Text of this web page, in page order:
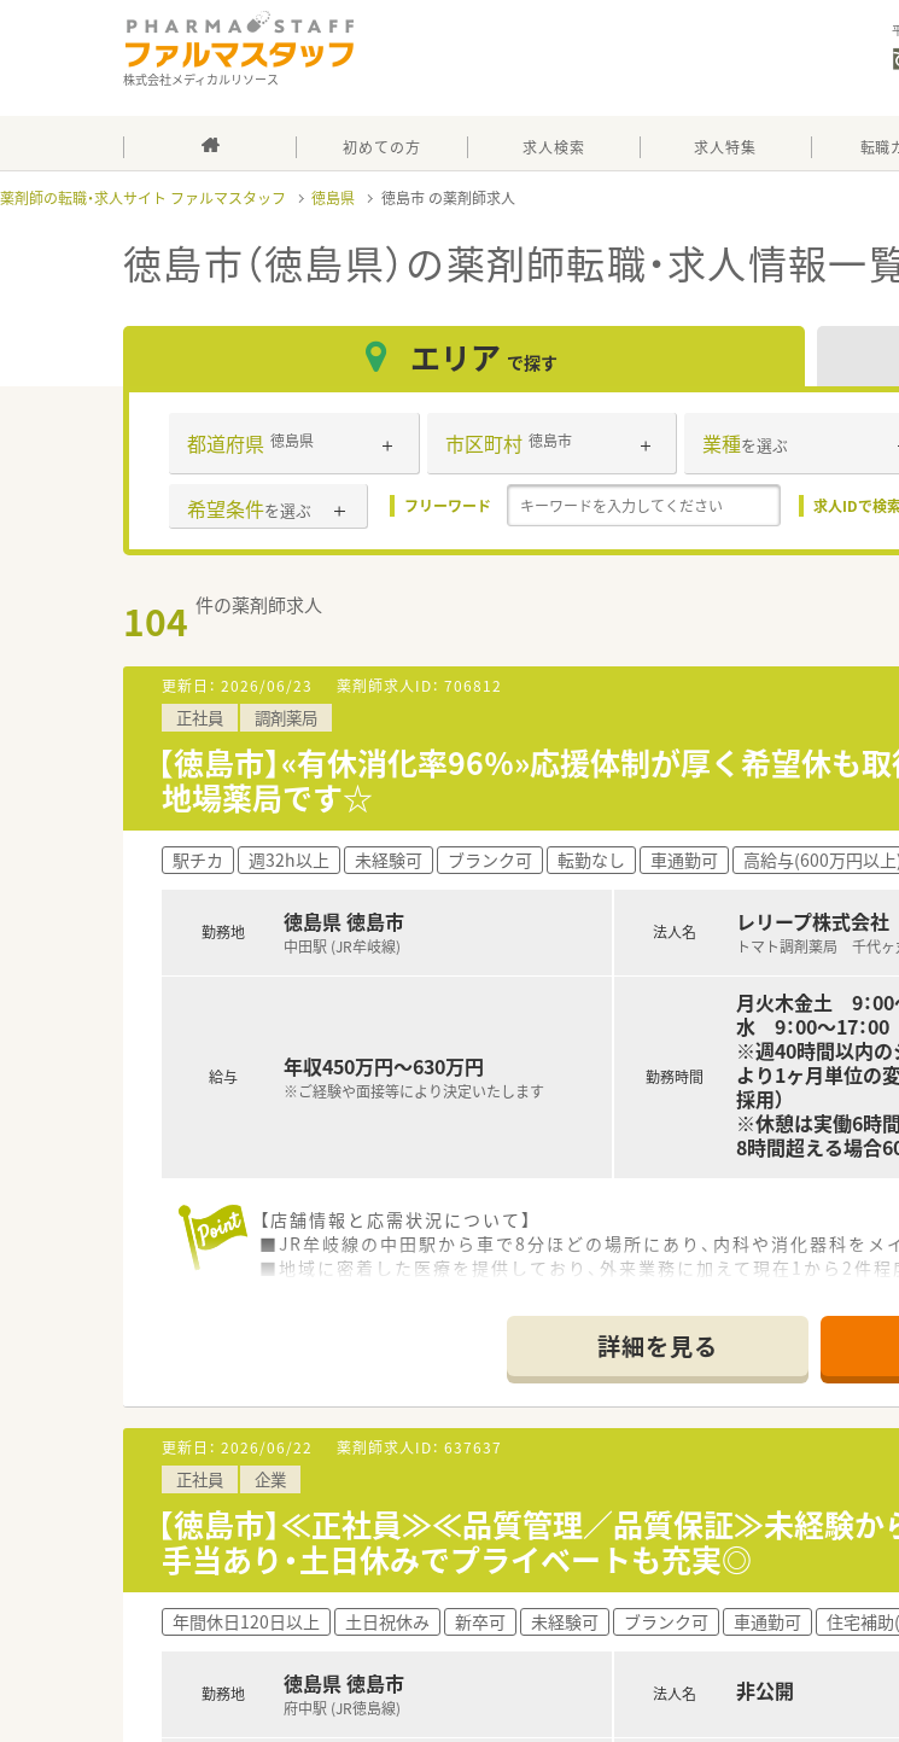
株式会社メディカルリソース
初めての方 求人検索 求人特集 転職
薬剤師の転職・求人サイト ファルマスタッフ 徳島県 徳島市
徳島市（徳島県） の薬剤師転職・求人情報一
エリア で探す
都道府県 徳島県 市区町村 徳島市 業種を選ぶ
希望条件を選ぶ フリーワード 求人IDで検
104 件の薬剤師求人
更新日： 2026/06/23 薬剤師求人ID： 706812
正社員 調剤薬局
【徳島市】«有休消化率96％»応援体制が厚く希望休も
地場薬局です☆
駅チカ 週32h以上 未経験可 ブランク可 転勤なし 車通勤可 高給与(600万円以
勤務地 徳島県 徳島市
中田駅 (JR牟岐線)
給与 年収450万円～630万円
※ご経験や面接等により決定いたします
法人名 レリープ株式会社
トマト調剤薬局 千代ヶ
勤務時間
月火木金土 9：00
水 9：00～17：00
※週40時間以内の
より1ヶ月単位の
採用）
※休憩は実働6時
8時間超える場合
【店舗情報と応需状況について】
■JR牟岐線の中田駅から車で8分ほどの場所にあり、内科や消化器科をメ
■地域に密着した医療を提供しており、外来業務に加えて現在1から2件程
■地域の患者様へより手厚いサービスを提供するため、店舗の中核とな
■複数の店舗を経験することに前向きな方や、患者様一人ひとりに真摯に
■未経験やブランクがある方の応募も打診ベースで相談可能であり、新
【法人特徴について】
■徳島県下で最も多い店舗数を展開しており、県下一円の強力な店舗連
■創業以来、レベルの高い薬剤師を育成するノウハウを蓄積しており、教
■今後は新規出店よりも在宅医療の強化や既存店舗の質を高める方針を
【こんな方にオススメ】
■徳島県内最大手の安心できる法人で正社員として着実にキャリアを築き
す。
■教育体制が整った環境で消化器内科の知識を深め、将来的に管理職や
■有休消化率の高さを重視し、趣味や家族との時間を大切にしながら、無
詳細を見る
更新日： 2026/06/22 薬剤師求人ID： 637637
正社員 企業
【徳島市】≪正社員≫≪品質管理／品質保証≫未経験か
手当あり・土日休みでプライベートも充実◎
年間休日120日以上 土日祝休み 新卒可 未経験可 ブランク可 車通勤可 住宅補助
勤務地 徳島県 徳島市
府中駅 (JR徳島線)
法人名 非公開